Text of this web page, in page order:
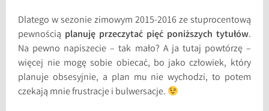
Dlatego w sezonie zimowym 2015-2016 ze stuprocentową
pewnością planuję przeczytać pięć poniższych tytułów.
Na pewno napiszecie – tak mało? A ja tutaj powtórzę –
więcej nie mogę sobie obiecać, bo jako człowiek, który
planuje obsesyjnie, a plan mu nie wychodzi, to potem
czekają mnie frustracje i bulwersacje.